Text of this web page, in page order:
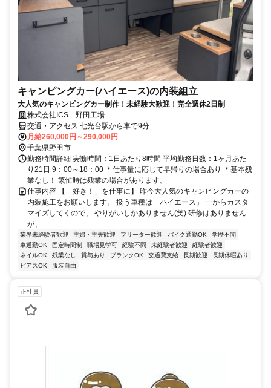
キャンピングカー(ハイエース)の内装組立
大人気のキャンピングカー制作！未経験大歓迎！完全週休2日制
株式会社ICS 野田工場
交通・アクセス 七光台駅から車で9分
月給260,000円～290,000円
千葉県野田市
勤務時間詳細 実働時間：1日あたり8時間 平均勤務日数：1ヶ月あた
り21日 9：00～18：00 ＊仕事量に応じて早帰りの場合あり ＊基本残
業なし！ 繁忙時は残業の場合があります。
仕事内容 【「好き！」を仕事に】 昨今大人気のキャンピングカーの
内装施工をお願いします。 扱う車種は「ハイエース」 一からカスタ
マイズしてくので、 やりがいしかありません(笑) 研修はありません
が、...
業界未経験者歓迎 主婦・主夫歓迎 フリーター歓迎 バイク通勤OK
学歴不問
車通勤OK
固定時間制 職場見学可 経験不問 未経験者歓迎
経験者歓迎
ネイルOK
残業なし 賞与あり ブランクOK 交通費支給 長期歓迎
長期休暇あり
ピアスOK
服装自由
正社員